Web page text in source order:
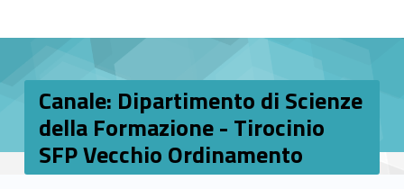
Canale: Dipartimento di Scienze
della Formazione - Tirocinio
SFP Vecchio Ordinamento